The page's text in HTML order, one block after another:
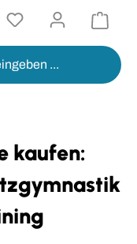
kaufen: